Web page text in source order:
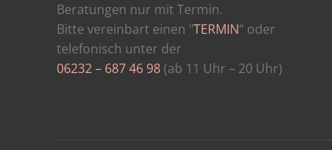
Beratungen nur mit Termin.
Bitte vereinbart einen "TERMIN“ oder
telefonisch unter der
06232 – 687 46 98(ab 11 Uhr – 20 Uhr)